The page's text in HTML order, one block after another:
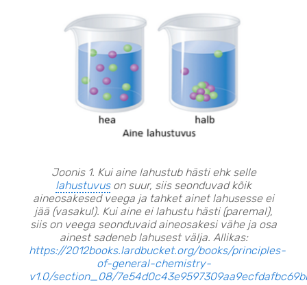
Joonis 1. Kui aine lahustub hästi ehk selle
lahustuvuson suur, siis seonduvad kõik
aineosakesed veega ja tahket ainet lahusesse ei
jää (vasakul). Kui aine ei lahustu hästi (paremal),
siis on veega seonduvaid aineosakesi vähe ja osa
ainest sadeneb lahusest välja. Allikas:
https://2012books.lardbucket.org/books/principles-
of-general-chemistry-
v1.0/section_08/